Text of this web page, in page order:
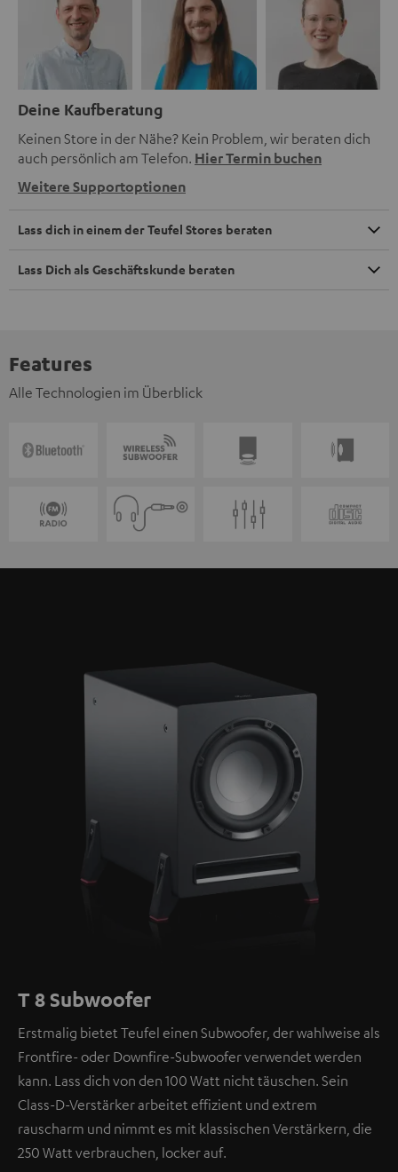
Deine Kaufberatung
Keinen Store in der Nähe? Kein Problem, wir beraten dich
auch persönlich am Telefon. Hier Termin buchen
Weitere Supportoptionen
Lass dich in einem der Teufel Stores beraten
Lass Dich als Geschäftskunde beraten
Features
Alle Technologien im Überblick
T 8 Subwoofer
Erstmalig bietet Teufel einen Subwoofer, der wahlweise als
Frontfire- oder Downfire-Subwoofer verwendet werden
kann. Lass dich von den 100 Watt nicht täuschen. Sein
Class-D-Verstärker arbeitet effizient und extrem
rauscharm und nimmt es mit klassischen Verstärkern, die
250 Watt verbrauchen, locker auf.